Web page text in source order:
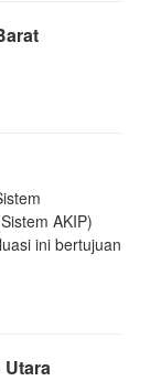
AKIP)
ini bertujuan
Utara